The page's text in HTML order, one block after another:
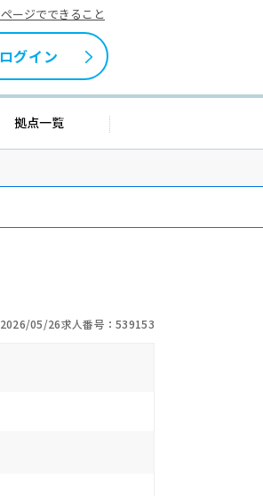
ージでできること
ログイン
ドバイザー紹介 拠点一覧
05/26求人番号：539153